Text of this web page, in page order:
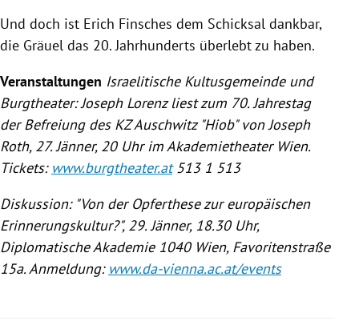
Und doch ist Erich Finsches dem Schicksal dankbar,
die Gräuel das 20. Jahrhunderts überlebt zu haben.
Veranstaltungen Israelitische Kultusgemeinde und
Burgtheater:Joseph Lorenzliest zum 70. Jahrestag
der Befreiung des KZAuschwitz"Hiob" vonJoseph
Roth, 27. Jänner, 20 Uhr imAkademietheater Wien.
Tickets: www.burgtheater.at513 1 513
Diskussion: "Von der Opferthese zur europäischen
Erinnerungskultur?", 29. Jänner, 18.30 Uhr,
Diplomatische Akademie 1040 Wien, Favoritenstraße
15a. Anmeldung: www.da-vienna.ac.at/events